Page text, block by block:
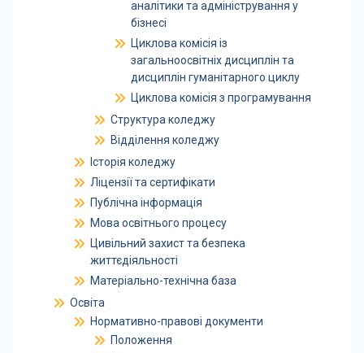
аналітики та адміністрування у
бізнесі
Циклова комісія із
загальноосвітніх дисциплін та
дисциплін гуманітарного циклу
Циклова комісія з програмування
Структура коледжу
Відділення коледжу
Історія коледжу
Ліцензії та сертифікати
Публічна інформація
Мова освітнього процесу
Цивільний захист та безпека
життєдіяльності
Матеріально-технічна база
Освіта
Нормативно-правові документи
Положення